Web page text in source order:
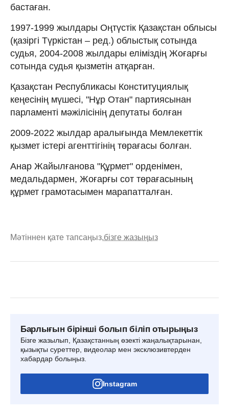
бастаған.
1997-1999 жылдары Оңтүстік Қазақстан облысы
(қазіргі Түркістан – ред.) облыстық сотында
судья, 2004-2008 жылдары еліміздің Жоғарғы
сотында судья қызметін атқарған.
Қазақстан Республикасы Конституциялық
кеңесінің мүшесі, "Нұр Отан" партиясынан
парламенті мәжілісінің депутаты болған
2009-2022 жылдар аралығында Мемлекеттік
қызмет істері агенттігінің төрағасы болған.
Анар Жайылғанова "Құрмет" орденімен,
медальдармен, Жоғарғы сот төрағасының
құрмет грамотасымен марапатталған.
Мәтіннен қате тапсаңыз,бізге жазыңыз
Барлығын бірінші болып біліп отырыңыз
Бізге жазылып, Қазақстанның өзекті жаңалықтарынан,
қызықты суреттер, видеолар мен эксклюзивтерден
хабардар болыңыз.
Instagram